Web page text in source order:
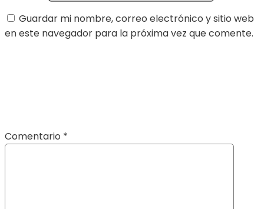
Guardar mi nombre, correo electrónico y sitio web
en este navegador para la próxima vez que comente.
Comentario *